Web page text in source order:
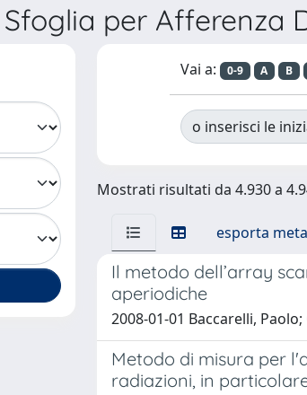
Sfoglia per Afferenza
Vai a: 0-9 A B
o inserisci le
Mostrati risultati da 4.930 a
esporta
Il metodo dell’array
aperiodiche
2008-01-01 Baccarelli,
Metodo di misura per
radiazioni, in